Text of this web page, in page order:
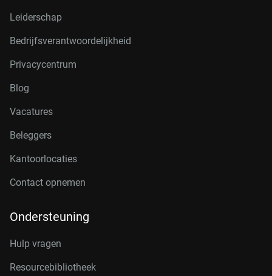
Leiderschap
Bedrijfsverantwoordelijkheid
Privacycentrum
Blog
Vacatures
Beleggers
Kantoorlocaties
Contact opnemen
Ondersteuning
Hulp vragen
Resourcebibliotheek